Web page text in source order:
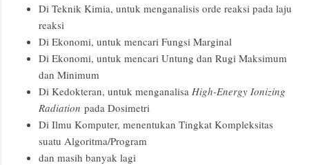
Di Teknik Kimia, untuk menganalisis orde reaksi pada laju
reaksi
Di Ekonomi, untuk mencari Fungsi Marginal
Di Ekonomi, untuk mencari Untung dan Rugi Maksimum
dan Minimum
Di Kedokteran, untuk menganalisa High-Energy Ionizing
Radiation pada Dosimetri
Di Ilmu Komputer, menentukan Tingkat Kompleksitas
suatu Algoritma/Program
dan masih banyak lagi